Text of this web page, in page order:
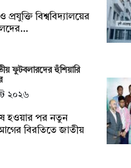
প্রযুক্তি বিশ্ববিদ্যালয়ের
ফুটবলারদের হুঁশিয়ারি
২০২৬
হওয়ার পর নতুন
বিরতিতে জাতীয়